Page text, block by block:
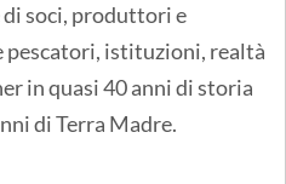
soci, produttori e
pescatori, istituzioni, realtà
in quasi 40 anni di storia
di Terra Madre.